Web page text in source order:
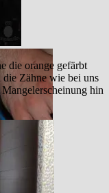
die orange gefärbt
Zähne wie bei uns
hin